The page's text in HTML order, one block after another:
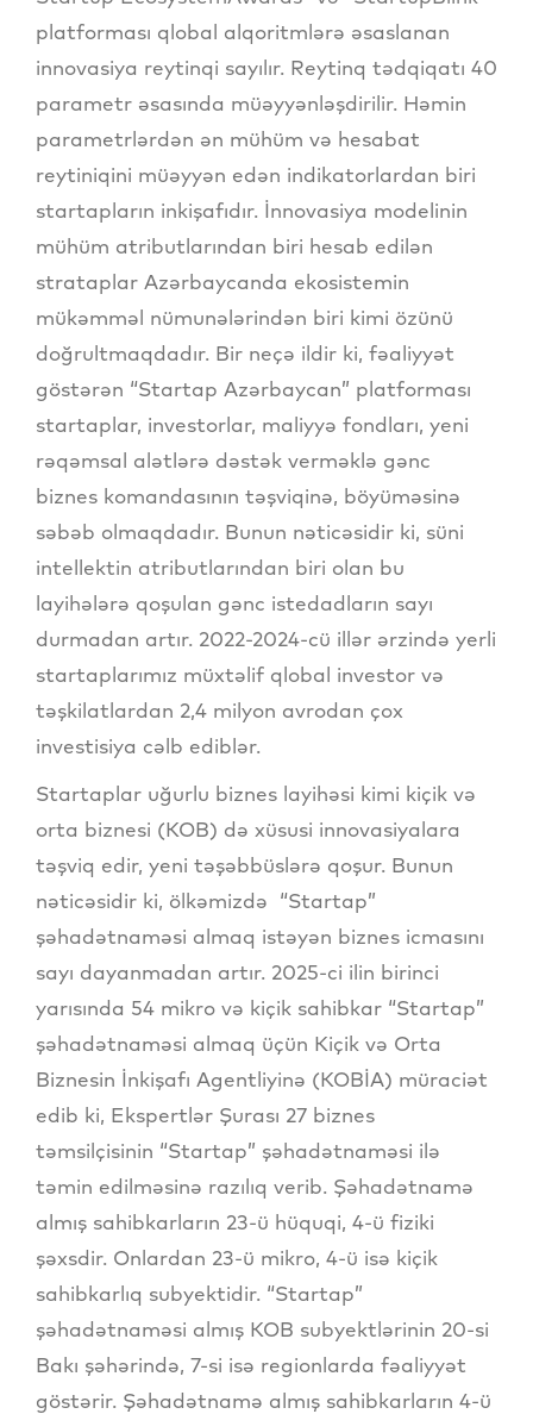
platforması qlobal alqoritmlərə əsaslanan
innovasiya reytinqi sayılır. Reytinq tədqiqatı 40
parametr əsasında müəyyənləşdirilir. Həmin
parametrlərdən ən mühüm və hesabat
reytiniqini müəyyən edən indikatorlardan biri
startapların inkişafıdır. İnnovasiya modelinin
mühüm atributlarından biri hesab edilən
strataplar Azərbaycanda ekosistemin
mükəmməl nümunələrindən biri kimi özünü
doğrultmaqdadır. Bir neçə ildir ki, fəaliyyət
göstərən “Startap Azərbaycan” platforması
startaplar, investorlar, maliyyə fondları, yeni
rəqəmsal alətlərə dəstək verməklə gənc
biznes komandasının təşviqinə, böyüməsinə
səbəb olmaqdadır. Bunun nəticəsidir ki, süni
intellektin atributlarından biri olan bu
layihələrə qoşulan gənc istedadların sayı
durmadan artır. 2022-2024-cü illər ərzində yerli
startaplarımız müxtəlif qlobal investor və
təşkilatlardan 2,4 milyon avrodan çox
investisiya cəlb ediblər.
Startaplar uğurlu biznes layihəsi kimi kiçik və
orta biznesi (KOB) də xüsusi innovasiyalara
təşviq edir, yeni təşəbbüslərə qoşur. Bunun
nəticəsidir ki, ölkəmizdə “Startap”
şəhadətnaməsi almaq istəyən biznes icmasını
sayı dayanmadan artır. 2025-ci ilin birinci
yarısında 54 mikro və kiçik sahibkar “Startap”
şəhadətnaməsi almaq üçün Kiçik və Orta
Biznesin İnkişafı Agentliyinə (KOBİA) müraciət
edib ki, Ekspertlər Şurası 27 biznes
təmsilçisinin “Startap” şəhadətnaməsi ilə
təmin edilməsinə razılıq verib. Şəhadətnamə
almış sahibkarların 23-ü hüquqi, 4-ü fiziki
şəxsdir. Onlardan 23-ü mikro, 4-ü isə kiçik
sahibkarlıq subyektidir. “Startap”
şəhadətnaməsi almış KOB subyektlərinin 20-si
Bakı şəhərində, 7-si isə regionlarda fəaliyyət
göstərir. Şəhadətnamə almış sahibkarların 4-ü